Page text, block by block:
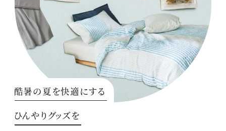
酷暑の夏を快適にする
ひんやりグッズを